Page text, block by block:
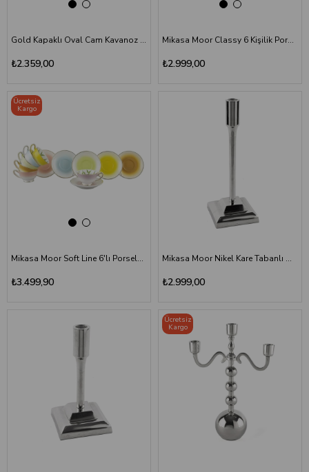
Gold Kapaklı Oval Cam Kavanoz 18x14x16cm - Dekoratif Saklama Kutusu
₺2.359,00
Mikasa Moor Classy 6 Kişilik Porselen Türk Kahvesi Fincan Takımı
₺2.999,00
Mikasa Moor Soft Line 6'lı Porselen Kahve Fincanı Seti
₺3.499,90
Ücretsiz
Kargo
Mikasa Moor Nikel Kare Tabanlı Mumluk 31 cm
₺2.999,00
Ücretsiz
Kargo